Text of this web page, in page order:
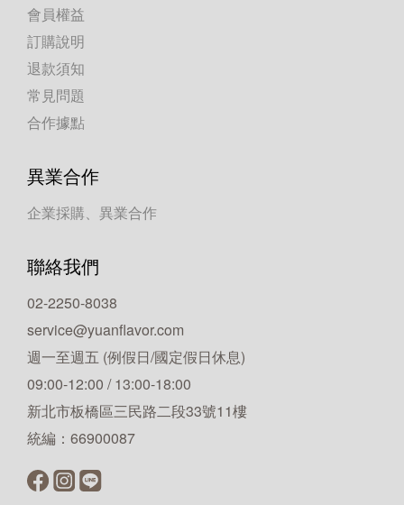
會員權益
訂購說明
退款須知
常見問題
合作據點
異業合作
企業採購、異業合作
聯絡我們
02-2250-8038
service@yuanflavor.com
週一至週五 (例假日/國定假日休息)
09:00-12:00 / 13:00-18:00
新北市板橋區三民路二段33號11樓
統編：66900087